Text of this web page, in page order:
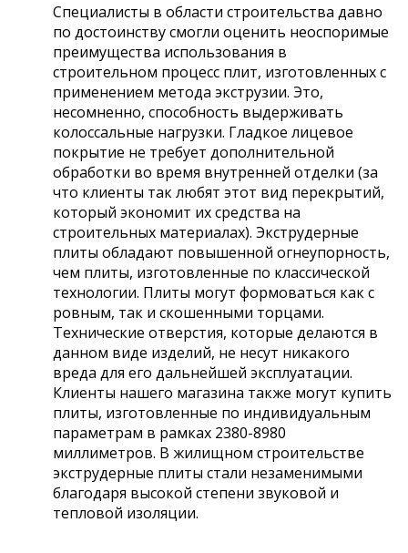
Специалисты в области строительства давно
по достоинству смогли оценить неоспоримые
преимущества использования в
строительном процесс плит, изготовленных с
применением метода экструзии. Это,
несомненно, способность выдерживать
колоссальные нагрузки. Гладкое лицевое
покрытие не требует дополнительной
обработки во время внутренней отделки (за
что клиенты так любят этот вид перекрытий,
который экономит их средства на
строительных материалах). Экструдерные
плиты обладают повышенной огнеупорность,
чем плиты, изготовленные по классической
технологии. Плиты могут формоваться как с
ровным, так и скошенными торцами.
Технические отверстия, которые делаются в
данном виде изделий, не несут никакого
вреда для его дальнейшей эксплуатации.
Клиенты нашего магазина также могут купить
плиты, изготовленные по индивидуальным
параметрам в рамках 2380-8980
миллиметров. В жилищном строительстве
экструдерные плиты стали незаменимыми
благодаря высокой степени звуковой и
тепловой изоляции.